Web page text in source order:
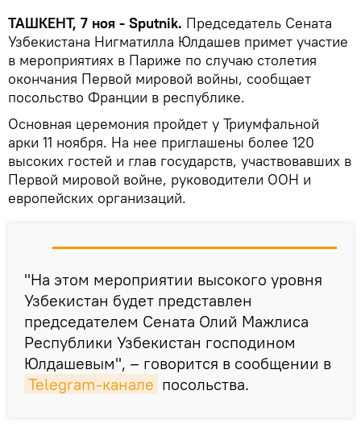
ТАШКЕНТ, 7 ноя - Sputnik. Председатель Сената
Узбекистана Нигматилла Юлдашев примет участие
в мероприятиях в Париже по случаю столетия
окончания Первой мировой войны, сообщает
посольство Франции в республике.
Основная церемония пройдет у Триумфальной
арки 11 ноября. На нее приглашены более 120
высоких гостей и глав государств, участвовавших в
Первой мировой войне, руководители ООН и
европейских организаций.
"На этом мероприятии высокого уровня
Узбекистан будет представлен
председателем Сената Олий Мажлиса
Республики Узбекистан господином
Юлдашевым", – говорится в сообщении в
Telegram-канале посольства.